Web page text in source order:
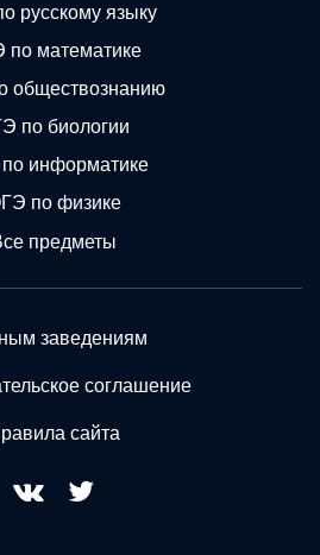
русскому языку
по математике
обществознанию
по биологии
информатике
по физике
предметы
заведениям
соглашение
сайта